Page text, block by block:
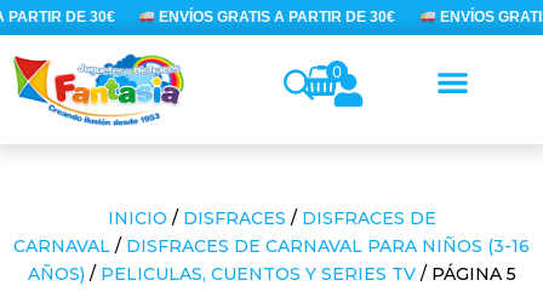
Ir
al
contenido
DE 30€ ENVÍOS GRATIS A PARTIR DE 30€ ENVÍOS
0
INICIO / DISFRACES / DISFRACES DE
CARNAVAL / DISFRACES DE CARNAVAL PARA NIÑOS (3-16
AÑOS) / PELICULAS, CUENTOS Y SERIES TV/ PÁGINA 5